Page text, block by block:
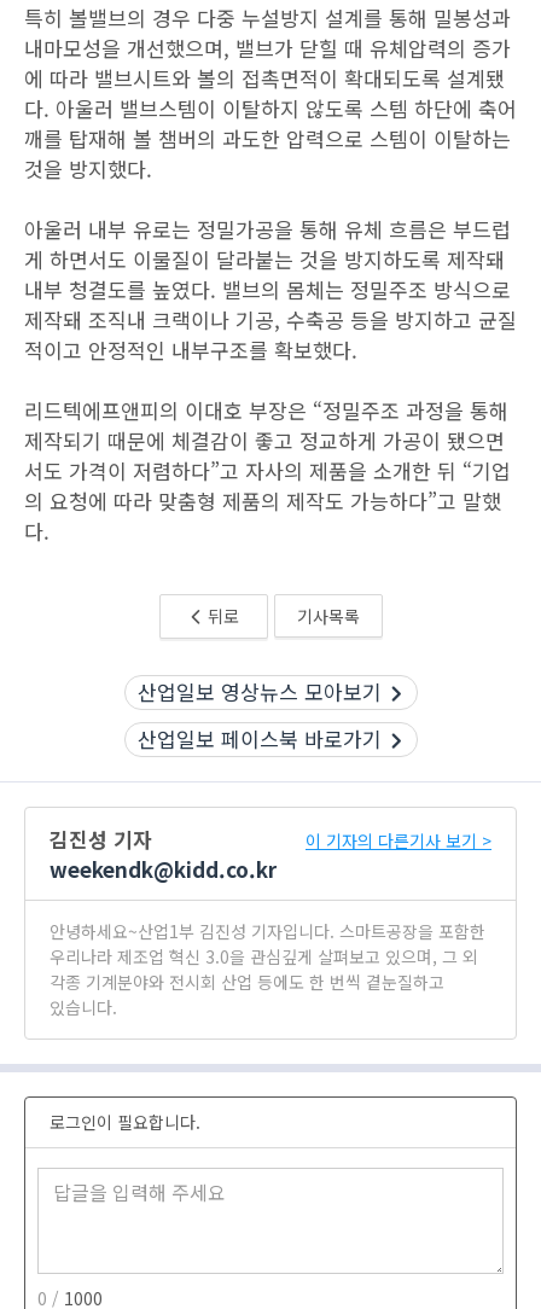
특히 볼밸브의 경우 다중 누설방지 설계를 통해 밀봉성과
내마모성을 개선했으며, 밸브가 닫힐 때 유체압력의 증가
에 따라 밸브시트와 볼의 접촉면적이 확대되도록 설계됐
다. 아울러 밸브스템이 이탈하지 않도록 스템 하단에 축어
깨를 탑재해 볼 챔버의 과도한 압력으로 스템이 이탈하는
것을 방지했다.
아울러 내부 유로는 정밀가공을 통해 유체 흐름은 부드럽
게 하면서도 이물질이 달라붙는 것을 방지하도록 제작돼
내부 청결도를 높였다. 밸브의 몸체는 정밀주조 방식으로
제작돼 조직내 크랙이나 기공, 수축공 등을 방지하고 균질
적이고 안정적인 내부구조를 확보했다.
리드텍에프앤피의 이대호 부장은 “정밀주조 과정을 통해
제작되기 때문에 체결감이 좋고 정교하게 가공이 됐으면
서도 가격이 저렴하다”고 자사의 제품을 소개한 뒤 “기업
의 요청에 따라 맞춤형 제품의 제작도 가능하다”고 말했
다.
뒤로 기사목록
산업일보 영상뉴스 모아보기
산업일보 페이스북 바로가기
김진성 기자
weekendk@kidd.co.kr
이 기자의 다른기사 보기 >
안녕하세요~산업1부 김진성 기자입니다. 스마트공장을 포함한
우리나라 제조업 혁신 3.0을 관심깊게 살펴보고 있으며, 그 외
각종 기계분야와 전시회 산업 등에도 한 번씩 곁눈질하고
있습니다.
로그인이 필요합니다.
0 / 1000